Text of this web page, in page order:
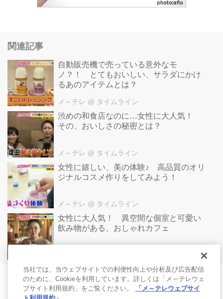
関連記事
自動販売機で売っている意外なモ
ノ？！ とてもおいしい、サラダにかけ
るあのアイテムとは？
メ～テレ @ タイムライン
渋めの和食店なのに…女性に大人気！
その、おいしさの秘密とは？
メ～テレ @ タイムライン
女性に嬉しい、美の体験♪ 高品質のオリ
ジナルコスメ作りをしてみよう！
メ～テレ @ タイムライン
女性に大人気！ 異空間な個室と可愛い
飲み物がある、おしゃれカフェ
当社では、当ウェブサイトでの利便性向上や分析及び広告配信
のために、Cookieを利用しています。詳しくは「メ～テレウェ
ブサイト利用規約」をご覧ください。
「メ～テレウェブサイ